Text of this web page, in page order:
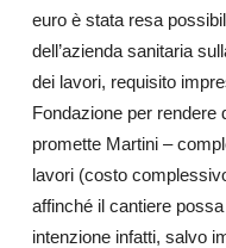
euro è stata resa
dell’azienda sanitaria
dei lavori, requisito
Fondazione per rendere
promette Martini –
lavori (costo
affinché il cantiere
intenzione infatti, salvo